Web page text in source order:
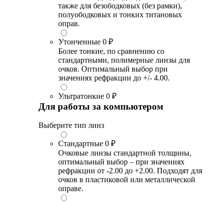
также для безободковых (без рамки),
полуободковых и тонких титановых
оправ.
Утонченные 0 ₽
Более тонкие, по сравнению со
стандартными, полимерные линзы для
очков. Оптимальный выбор при
значениях рефракции до +/- 4.00.
Ультратонкие 0 ₽
Для работы за компьютером
Выберите тип линз
Стандартные 0 ₽
Очковые линзы стандартной толщины,
оптимальный выбор – при значениях
рефракции от -2.00 до +2.00. Подходят для
очков в пластиковой или металлической
оправе.